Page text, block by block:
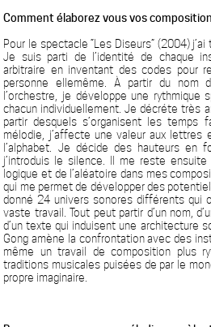
Comment élaborez vous vos
Pour le spectacle “Les Diseurs” (2004)
Je suis parti de l’identité de chaque
arbitraire en inventant des codes pour
personne ellemême. À partir du nom
l’orchestre, je développe une rythmique
chacun individuellement. Je décréte très
partir desquels s’organisent les temps
mélodie, j’affecte une valeur aux lettres
l’alphabet. Je décide des hauteurs en
j’introduis le silence. Il me reste
logique et de l’aléatoire dans mes
qui me permet de développer des
donné 24 univers sonores différents qui
vaste travail. Tout peut partir d’un nom,
d’un texte qui induisent une architecture
Gong amène la confrontation avec des
même un travail de composition plus
traditions musicales puisées de par le
propre imaginaire.